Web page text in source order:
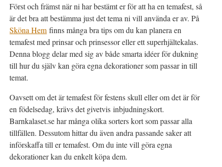
Först och främst när ni har bestämt er för att ha en temafest, så
är det bra att bestämma just det tema ni vill använda er av. På
Sköna Hem finns många bra tips om du kan planera en
temafest med prinsar och prinsessor eller ett superhjältekalas.
Denna blogg delar med sig av både smarta idéer för dukning
till hur du själv kan göra egna dekorationer som passar in till
temat.
Oavsett om det är temafest för festens skull eller om det är för
en födelsedag, krävs det givetvis inbjudningskort.
Barnkalaset.se har många olika sorters kort som passar alla
tillfällen. Dessutom hittar du även andra passande saker att
införskaffa till er temafest. Om du inte vill göra egna
dekorationer kan du enkelt köpa dem.